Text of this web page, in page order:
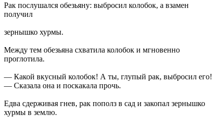
Рак послушался обезьяну: выбросил колобок, а взамен
получил
зернышко хурмы.
Между тем обезьяна схватила колобок и мгновенно
проглотила.
— Какой вкусный колобок! А ты, глупый рак, выбросил его!
— Сказала она и поскакала прочь.
Едва сдерживая гнев, рак пополз в сад и закопал зернышко
хурмы в землю.